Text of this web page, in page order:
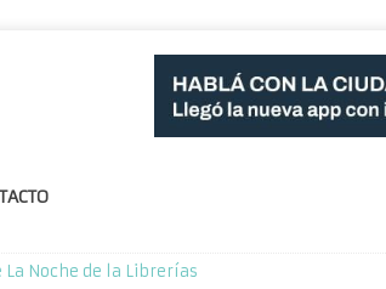
Noche de la Librerías